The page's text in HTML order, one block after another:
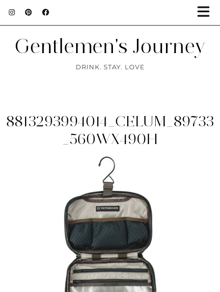
Gentlemen's Journey
DRINK. STAY. LOVE
8813293994014_CELUM_89733
_560WX490H